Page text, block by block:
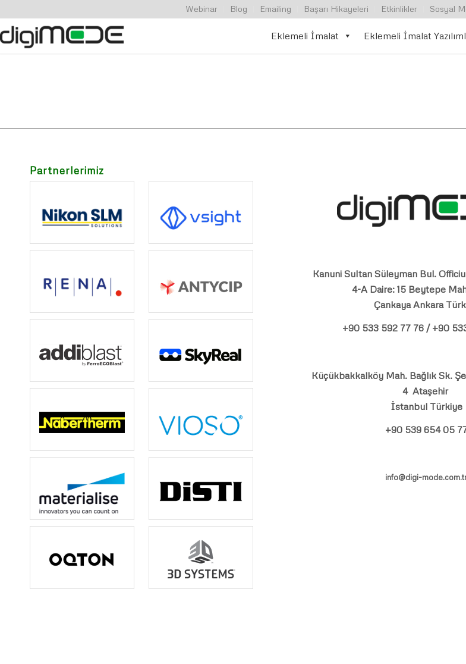
Webinar Blog Emailing Başarı Hikayeleri Etkinlikler Sosyal
Eklemeli İmalat Eklemeli İmalat
Partnerlerimiz
Kanuni Sultan Süleyman Bul.
4-A Daire: 15 Beytepe
Çankaya Ankara
+90 533 592 77 76 / +90
Küçükbakkalköy Mah. Bağlık Sk.
4 Ataşehir
İstanbul Türkiye
+90 539 654 05
info@digi-